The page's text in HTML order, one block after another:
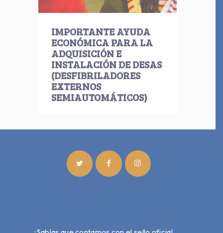
IMPORTANTE AYUDA
ECONÓMICA PARA LA
ADQUISICIÓN E
INSTALACIÓN DE DESAS
(DESFIBRILADORES
EXTERNOS
SEMIAUTOMÁTICOS)